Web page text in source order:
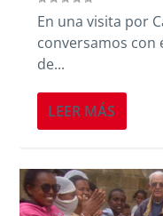
En una visita por
conversamos con
de...
LEER MÁS